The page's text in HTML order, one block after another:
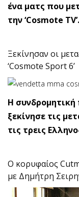
ένα ματς που
την ‘Cosmote TV’.
Ξεκίνησαν οι
‘Cosmote Sport 6’
Η συνδρομητική
ξεκίνησε τις
τις τρεις
Ο κορυφαίος
με Δημήτρη